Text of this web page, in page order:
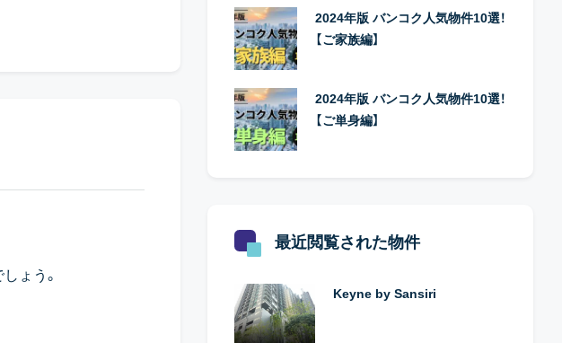
ょう。
2024年版 バンコク人気物件10選！
【ご家族編】
2024年版 バンコク人気物件10選！
【ご単身編】
最近閲覧された物件
Keyne by Sansiri